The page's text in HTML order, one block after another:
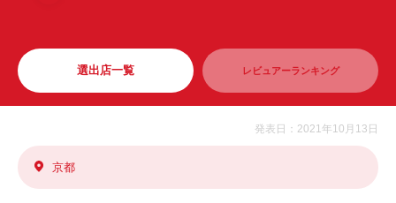
選出店一覧 レビュアーランキング
発表日：2021年10月13日
京都